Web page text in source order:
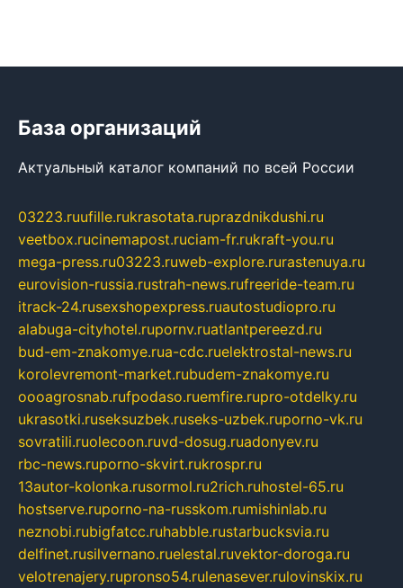
База организаций
Актуальный каталог компаний по всей России
03223.ruufille.rukrasotata.ruprazdnikdushi.ru
veetbox.rucinemapost.ruciam-fr.rukraft-you.ru
mega-press.ru03223.ruweb-explore.rurastenuya.ru
eurovision-russia.rustrah-news.rufreeride-team.ru
itrack-24.rusexshopexpress.ruautostudiopro.ru
alabuga-cityhotel.rupornv.ruatlantpereezd.ru
bud-em-znakomye.rua-cdc.ruelektrostal-news.ru
korolevremont-market.rubudem-znakomye.ru
oooagrosnab.rufpodaso.ruemfire.rupro-otdelky.ru
ukrasotki.ruseksuzbek.ruseks-uzbek.ruporno-vk.ru
sovratili.ruolecoon.ruvd-dosug.ruadonyev.ru
rbc-news.ruporno-skvirt.rukrospr.ru
13autor-kolonka.rusormol.ru2rich.ruhostel-65.ru
hostserve.ruporno-na-russkom.rumishinlab.ru
neznobi.rubigfatcc.ruhabble.rustarbucksvia.ru
delfinet.rusilvernano.ruelestal.ruvektor-doroga.ru
velotrenajery.rupronso54.rulenasever.rulovinskix.ru